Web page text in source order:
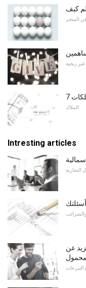
المتجر
ربحية
الملاك
Intresting articles
التجارية
والضرائب
عن
التبرعات